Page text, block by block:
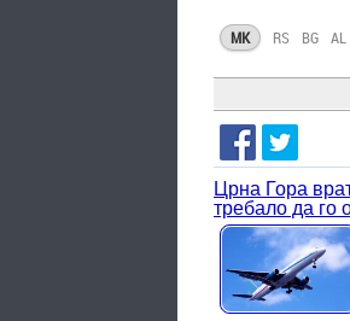
MK RS BG AL
Црна Гора
требало да го